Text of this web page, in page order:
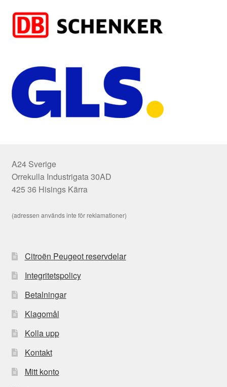
A24 Sverige
Orrekulla Industrigata 30AD
425 36 Hisings Kärra
(adressen används inte för reklamationer)
Citroën Peugeot reservdelar
Integritetspolicy
Betalningar
Klagomål
Kolla upp
Kontakt
Mitt konto